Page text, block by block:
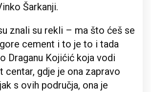
Šarkanji.
znali su rekli – ma što ćeš se
cement i to je to i tada
Draganu Kojićić koja vodi
centar, gdje je ona zapravo
s ovih područja, ona je